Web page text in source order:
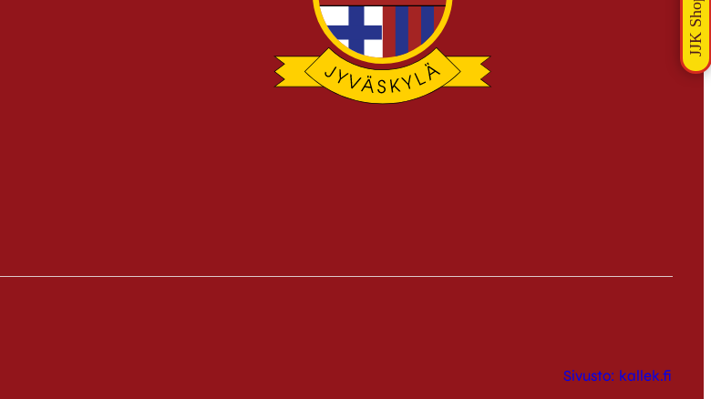
Sivusto: kallek.fi